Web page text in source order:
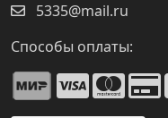
5335@mail.ru
Способы оплаты: